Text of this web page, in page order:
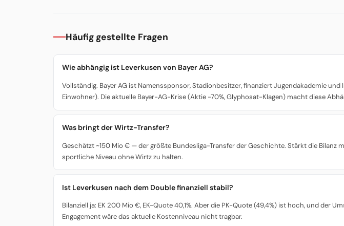
Häufig gestellte Fragen
Wie abhängig ist Leverkusen von Bayer AG?
Vollständig. Bayer AG ist Namenssponsor, Stadionbesitzer, finanziert Jugendakademie
Einwohner). Die aktuelle Bayer-AG-Krise (Aktie -70%, Glyphosat-Klagen) macht diese
Was bringt der Wirtz-Transfer?
Geschätzt ~150 Mio € — der größte Bundesliga-Transfer der Geschichte. Stärkt die
sportliche Niveau ohne Wirtz zu halten.
Ist Leverkusen nach dem Double finanziell stabil?
Bilanziell ja: EK 200 Mio €, EK-Quote 40,1%. Aber die PK-Quote (49,4%) ist hoch, und der
Engagement wäre das aktuelle Kostenniveau nicht tragbar.